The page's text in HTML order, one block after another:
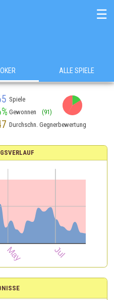
☰
ALLE SPIELE
Spiele
Gewonnen (91)
Durchschn. Gegnerbewertung